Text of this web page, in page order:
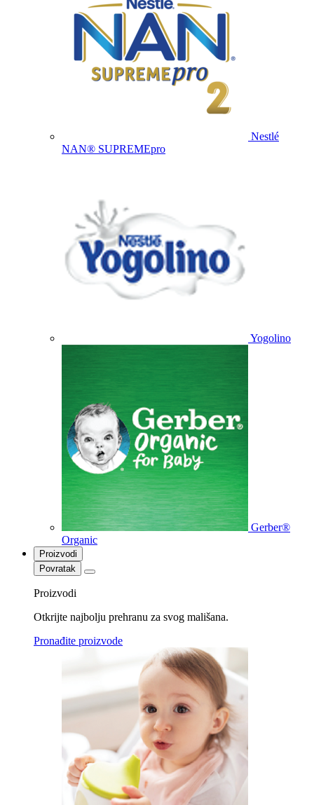
Nestlé
NAN® SUPREMEpro
Yogolino
Gerber®
Organic
Proizvodi
Povratak
Proizvodi
Otkrijte najbolju prehranu za svog mališana.
Pronađite proizvode